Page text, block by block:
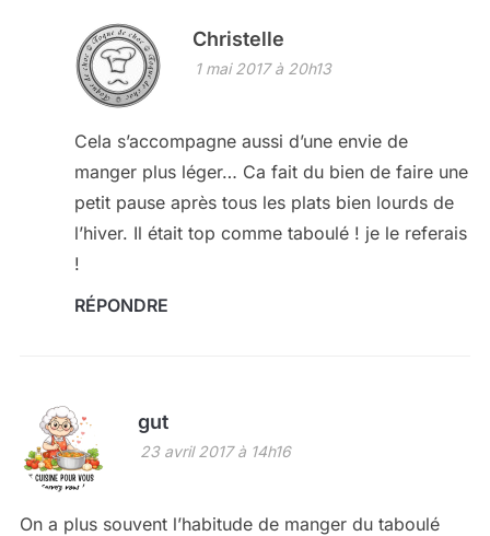
Christelle
1 mai 2017 à 20h13
Cela s’accompagne aussi d’une envie de
manger plus léger… Ca fait du bien de faire une
petit pause après tous les plats bien lourds de
l’hiver. Il était top comme taboulé ! je le referais
!
RÉPONDRE
gut
23 avril 2017 à 14h16
On a plus souvent l’habitude de manger du taboulé